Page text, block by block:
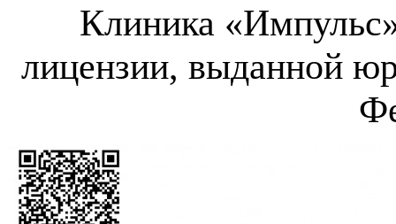
Клиника «Импульс
лицензии, выданной